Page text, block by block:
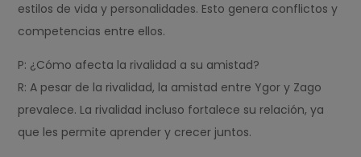
estilos de vida y personalidades. Esto genera conflictos y
competencias entre ellos.
P: ¿Cómo afecta la rivalidad a su amistad?
R: A pesar de la rivalidad, la amistad entre Ygor y Zago
prevalece. La rivalidad incluso fortalece su relación, ya
que les permite aprender y crecer juntos.